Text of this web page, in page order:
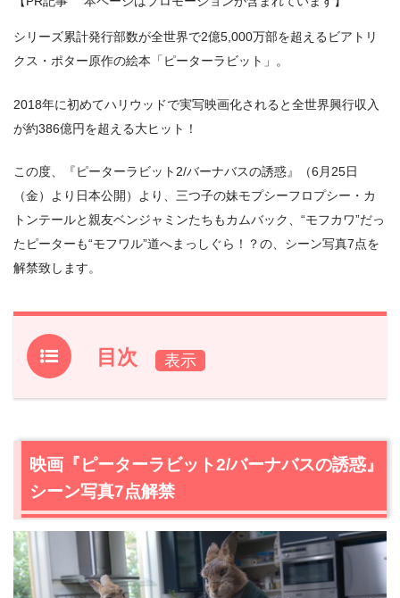
シリーズ累計発⾏部数が全世界で2億5,000万部を超えるビアトリ
クス・ポター原作の絵本「ピーターラビット」。
2018年に初めてハリウッドで実写映画化されると全世界興⾏収⼊
が約386億円を超える⼤ヒット！
この度、『ピーターラビット2/バーナバスの誘惑』（6月25日
（金）より⽇本公開）より、三つ⼦の妹モプシーフロプシー・カ
トンテールと親友ベンジャミンたちもカムバック、“モフカワ”だっ
たピーターも“モフワル”道へまっしぐら！？の、シーン写真7点を
解禁致します。
目次
1.映画『ピーターラビット2/バーナバスの誘惑』シーン写
映画『ピーターラビット2/バーナバスの誘惑』作品情報
あらすじ
映画『ピーターラビット2/バーナバスの誘惑』
シーン写真7点解禁